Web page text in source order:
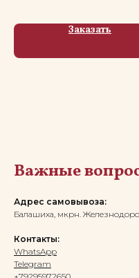
Заказать
Важные
Адрес самовывоза:
Балашиха, мкрн.
Контакты:
WhatsApp
Telegram